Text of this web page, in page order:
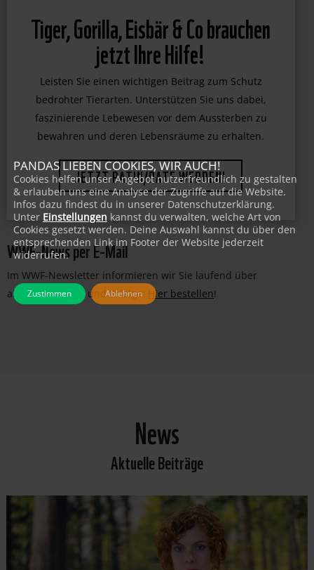
Tiger, Gorilla, Eisbär & Co brauchen
jetzt Ihre Hilfe!
Leisten Sie einen wichtigen Beitrag zum Schutz
bedrohter Tierarten. Unterstützen Sie uns dabei,
faszinierende Lebewesen vor dem Aussterben zu
bewahren und deren Lebensräume zu erhalten.
JETZT PATIN/PATE WERDEN!
WWF-News per E-Mail
Im WWF-Newsletter informieren wir Sie laufend über
aktuelle Projekte und Erfolge:
Hier bestellen!
News
Aktuelle Beiträge
PANDAS LIEBEN COOKIES, WIR AUCH!
Cookies helfen unser Angebot nutzerfreundlich zu gestalten
& erlauben uns eine Analyse der Zugriffe auf die Website.
Infos dazu findest du in unserer Datenschutzerklärung.
Unter Einstellungen kannst du verwalten, welche Art von
Cookies gesetzt werden. Deine Auswahl kannst du über den
entsprechenden Link im Footer der Website jederzeit
widerrufen.
Zustimmen Ablehnen